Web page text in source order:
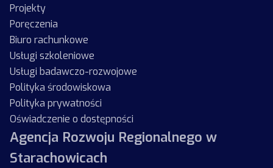
Projekty
Poręczenia
Biuro rachunkowe
Usługi szkoleniowe
Usługi badawczo-rozwojowe
Polityka środowiskowa
Polityka prywatności
Oświadczenie o dostępności
Agencja Rozwoju Regionalnego w
Starachowicach